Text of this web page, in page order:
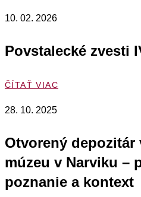
10. 02. 2026
Povstalecké zvesti
ČÍTAŤ VIAC
28. 10. 2025
Otvorený depozitár
múzeu v Narviku –
poznanie a kontext